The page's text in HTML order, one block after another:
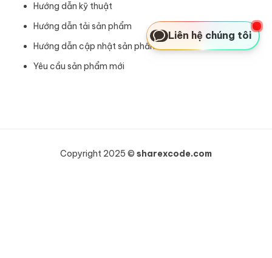
Hướng dẫn kỹ thuật
Hướng dẫn tải sản phẩm
Hướng dẫn cập nhật sản phẩm
Yêu cầu sản phẩm mới
Copyright 2025 © sharexcode.com
Liên hệ chúng tôi